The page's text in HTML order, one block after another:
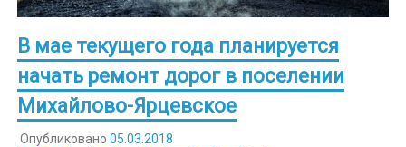
В мае текущего года планируется
начать ремонт дорог в поселении
Михайлово-Ярцевское
Опубликовано 05.03.2018